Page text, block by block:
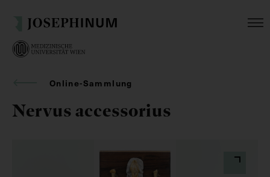
Online-Sammlung
Nervus accessorius